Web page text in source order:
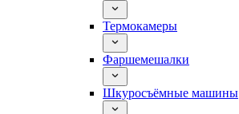
Термокамеры
Фаршемешалки
Шкуросъёмные машины